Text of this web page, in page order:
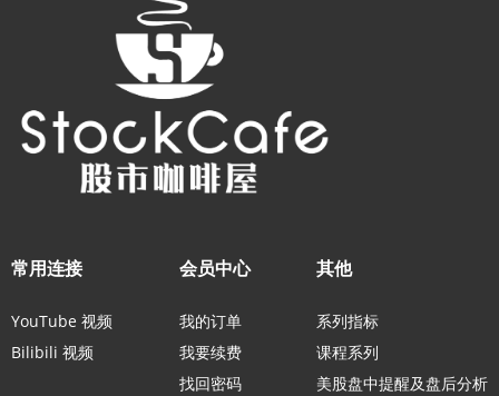
常用连接
YouTube 视频
Bilibili 视频
会员中心
我的订单
我要续费
找回密码
其他
系列指标
课程系列
美股盘中提醒及盘后分析